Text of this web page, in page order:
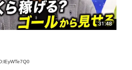
新生姜、1万5000円www
」にハマる理由www
おる（三万石）」、1位は？